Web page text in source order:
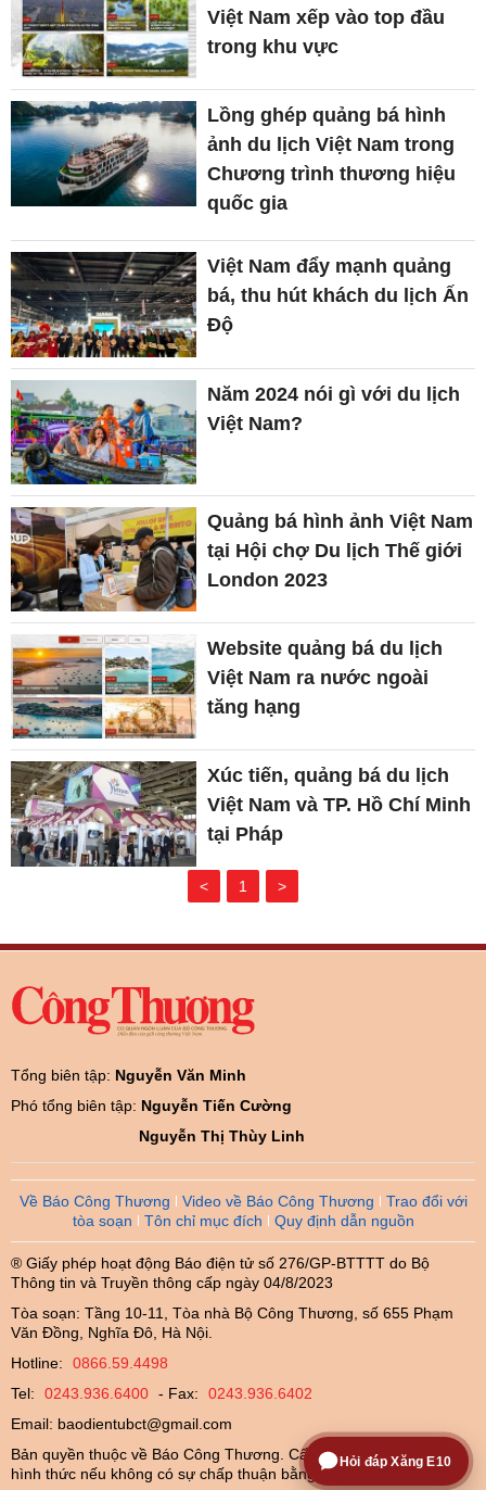
Việt Nam xếp vào top đầu
trong khu vực
Lồng ghép quảng bá hình
ảnh du lịch Việt Nam trong
Chương trình thương hiệu
quốc gia
Việt Nam đẩy mạnh quảng
bá, thu hút khách du lịch Ấn
Độ
Năm 2024 nói gì với du lịch
Việt Nam?
Quảng bá hình ảnh Việt Nam
tại Hội chợ Du lịch Thế giới
London 2023
Website quảng bá du lịch
Việt Nam ra nước ngoài
tăng hạng
Xúc tiến, quảng bá du lịch
Việt Nam và TP. Hồ Chí Minh
tại Pháp
< 1 >
Tổng biên tập: Nguyễn Văn Minh
Phó tổng biên tập: Nguyễn Tiến Cường
Nguyễn Thị Thùy Linh
Về Báo Công Thương Video về Báo Công Thương
Trao đổi với
tòa soạn
Tôn chỉ mục đích Quy định dẫn nguồn
® Giấy phép hoạt động Báo điện tử số 276/GP-BTTTT do Bộ
Thông tin và Truyền thông cấp ngày 04/8/2023
Tòa soạn: Tầng 10-11, Tòa nhà Bộ Công Thương, số 655 Phạm
Văn Đồng, Nghĩa Đô, Hà Nội.
Hotline:
0866.59.4498
Tel:
0243.936.6400 - Fax:
0243.936.6402
Email: baodientubct@gmail.com
Bản quyền thuộc về Báo Công Thương. Cấm sao chép dưới mọi
hình thức nếu không có sự chấp thuận bằng văn bản.
Hỏi đáp Xăng E10